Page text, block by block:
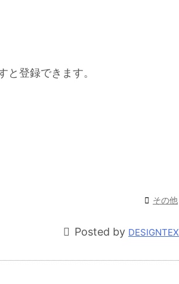
登録できます。
 その他
 Posted by